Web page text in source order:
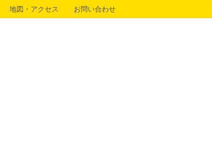
地図・アクセス お問い合わせ